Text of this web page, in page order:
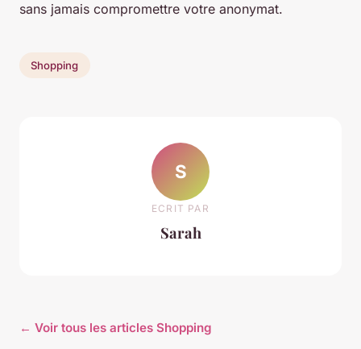
sans jamais compromettre votre anonymat.
Shopping
S
ECRIT PAR
Sarah
← Voir tous les articles Shopping